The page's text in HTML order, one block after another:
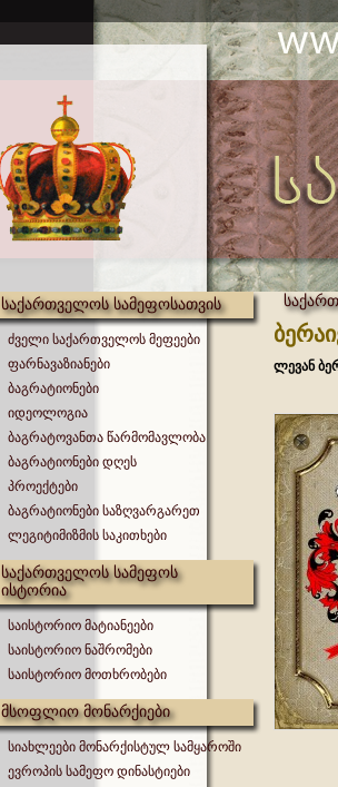
საქართველოს სამეფოსათვის
ძველი საქართველოს მეფეები
ფარნავაზიანები
ბაგრატიონები
იდეოლოგია
ბაგრატოვანთა წარმომავლობა
ბაგრატიონები დღეს
პროექტები
ბაგრატიონები საზღვარგარეთ
ლეგიტიმიზმის საკითხები
საქართველოს სამეფოს
ისტორია
საისტორიო მატიანეები
საისტორიო ნაშრომები
საისტორიო მოთხრობები
მსოფლიო მონარქიები
სიახლეები მონარქისტულ სამყაროში
ევროპის სამეფო დინასტიები
ლევან